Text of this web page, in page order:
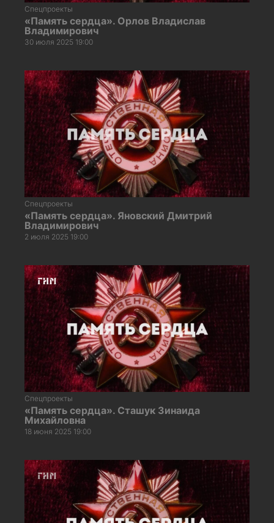
Спецпроекты
«Память сердца». Орлов Владислав
Владимирович
30 июля 2025 19:00
Спецпроекты
«Память сердца». Яновский Дмитрий
Владимирович
2 июля 2025 19:00
Спецпроекты
«Память сердца». Сташук Зинаида
Михайловна
18 июня 2025 19:00